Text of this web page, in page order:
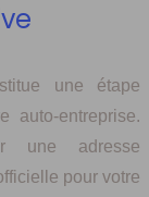
une étape
auto-entreprise.
une adresse
pour votre